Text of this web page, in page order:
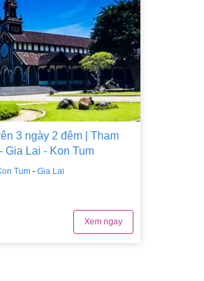
3 ngày 2 đêm | Tham
Gia Lai - Kon Tum
Tum -Gia Lai
Xem ngay